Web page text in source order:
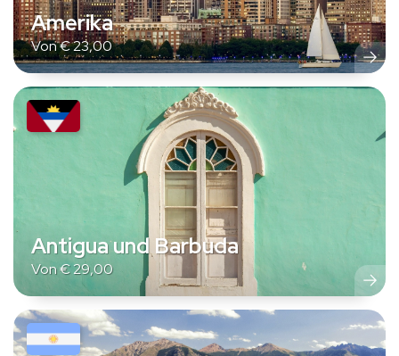
Amerika
Von€23,00
Antigua und Barbuda
Von€29,00